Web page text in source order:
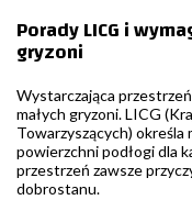
Porady LICG i
gryzoni
Wystarczająca
małych gryzoni. LICG
Towarzyszących) określa
powierzchni podłogi dla
przestrzeń zawsze
dobrostanu.